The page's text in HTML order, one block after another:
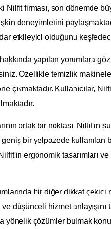
Nilfit firması, son dönemde
deneyimlerini
etkileyici olduğunu
yapılan yorumlara
Özellikle temizlik
çıkmaktadır. Kullanıcılar,
ortak bir noktası, Nilfit'in
bir yelpazede kullanılan
ergonomik tasarımları
bir diğer dikkat
düşünceli hizmet
yönelik çözümler bulmak